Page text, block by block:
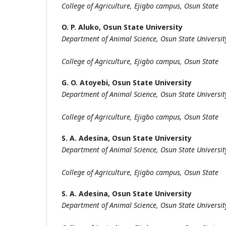
College of Agriculture, Ejigbo campus, Osun State
O. P. Aluko, Osun State University
Department of Animal Science, Osun State
College of Agriculture, Ejigbo campus, Osun State
G. O. Atoyebi, Osun State University
Department of Animal Science, Osun State
College of Agriculture, Ejigbo campus, Osun State
S. A. Adesina, Osun State University
Department of Animal Science, Osun State
College of Agriculture, Ejigbo campus, Osun State
S. A. Adesina, Osun State University
Department of Animal Science, Osun State